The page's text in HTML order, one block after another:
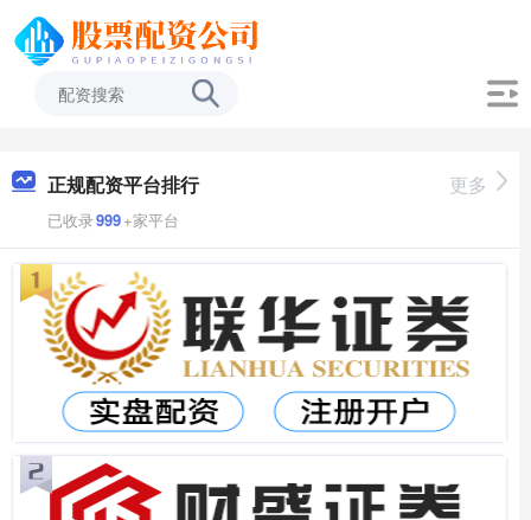
正规配资平台排行
已收录999+家平台
更多